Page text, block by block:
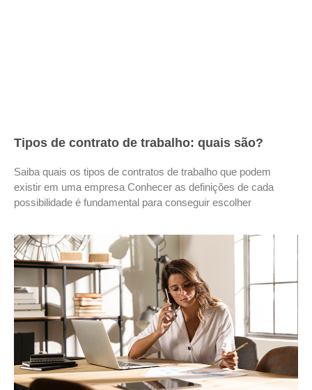
Tipos de contrato de trabalho: quais são?
Saiba quais os tipos de contratos de trabalho que podem
existir em uma empresa Conhecer as definições de cada
possibilidade é fundamental para conseguir escolher